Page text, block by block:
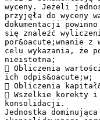
wyceny. Jeżeli
przyjęła do wyceny
dokumentacji powinno
się znaleźć
por&oacute;wnanie z
celu wykazania, że
nieistotna;
 Obliczenia
ich odpis&oacute;w;
 Obliczenia
 Wszelkie korekty i
konsolidacji.
Jednostka